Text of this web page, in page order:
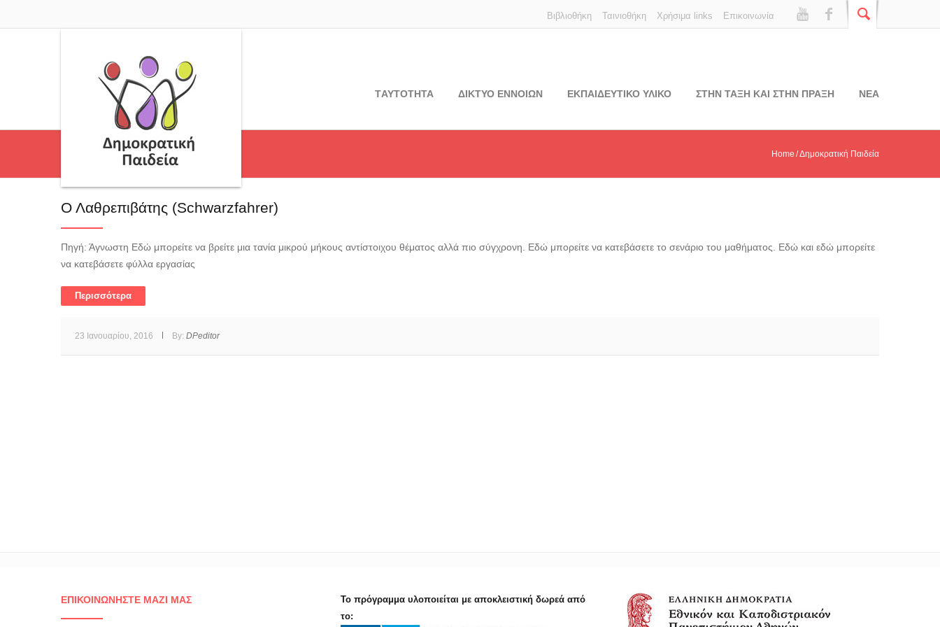
Επικοινωνία
Χρήσιμα links
Ταινιοθήκη
Βιβλιοθήκη
TΑΥΤΟΤΗΤΑ ΔΙΚΤΥΟ ΕΝΝΟΙΩΝ ΕΚΠΑΙΔΕΥΤΙΚΟ ΥΛΙΚΟ ΣΤΗΝ ΤΑΞΗ ΚΑΙ ΣΤΗΝ ΠΡΑΞΗ ΝΕΑ
Home Δημοκρατική Παιδεία
Ο Λαθρεπιβάτης (Schwarzfahrer)
Πηγή: Άγνωστη Εδώ μπορείτε να βρείτε μια τανία μικρού μήκους αντίστοιχου θέματος αλλά πιο σύγχρονη. Εδώ μπορείτε να κατεβάσετε το σενάριο του μαθήματος. Εδώ και εδώ μπορείτε
να κατεβάσετε φύλλα εργασίας
Περισσότερα
23 Ιανουαρίου, 2016 By: DPeditor
ΕΠΙΚΟΙΝΩΝΉΣΤΕ ΜΑΖΊ ΜΑΣ
Το πρόγραμμα υλοποιείται με αποκλειστική δωρεά από
το: